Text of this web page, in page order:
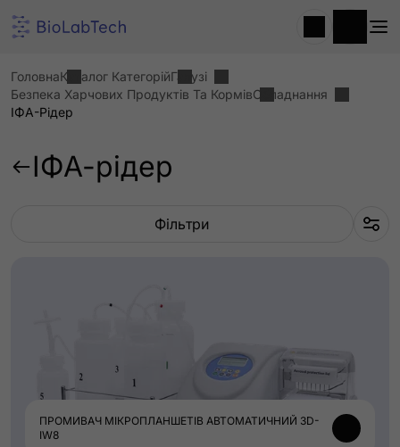
ГоловнаКаталог КатегорійГалузі
Безпека Харчових Продуктів Та КормівОбладнання
ІФА-Рідер
ІФА-рідер
Фільтри
ПРОМИВАЧ МІКРОПЛАНШЕТІВ АВТОМАТИЧНИЙ 3D-
IW8